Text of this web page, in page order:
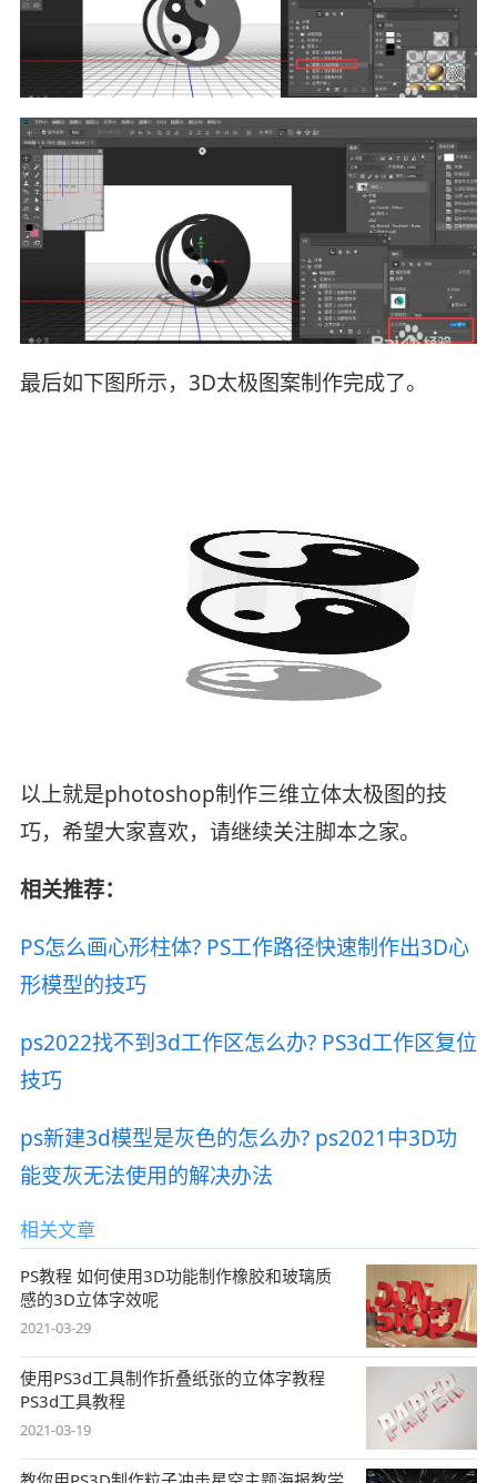
最后如下图所示，3D太极图案制作完成了。
以上就是photoshop制作三维立体太极图的技
巧，希望大家喜欢，请继续关注脚本之家。
相关推荐：
PS怎么画心形柱体? PS工作路径快速制作出3D心
形模型的技巧
ps2022找不到3d工作区怎么办? PS3d工作区复位
技巧
ps新建3d模型是灰色的怎么办? ps2021中3D功
能变灰无法使用的解决办法
相关文章
PS教程 如何使用3D功能制作橡胶和玻璃质
感的3D立体字效呢
2021-03-29
使用PS3d工具制作折叠纸张的立体字教程
PS3d工具教程
2021-03-19